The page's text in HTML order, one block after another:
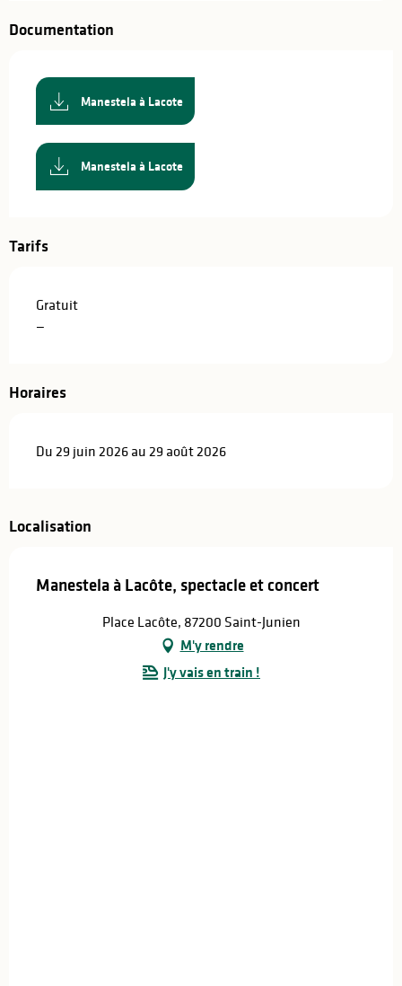
Documentation
Manestela à Lacote
Manestela à Lacote
Tarifs
Gratuit
—
Horaires
Du 29 juin 2026 au 29 août 2026
Localisation
Manestela à Lacôte, spectacle et concert
Place Lacôte, 87200 Saint-Junien
M'y rendre
J'y vais en train !